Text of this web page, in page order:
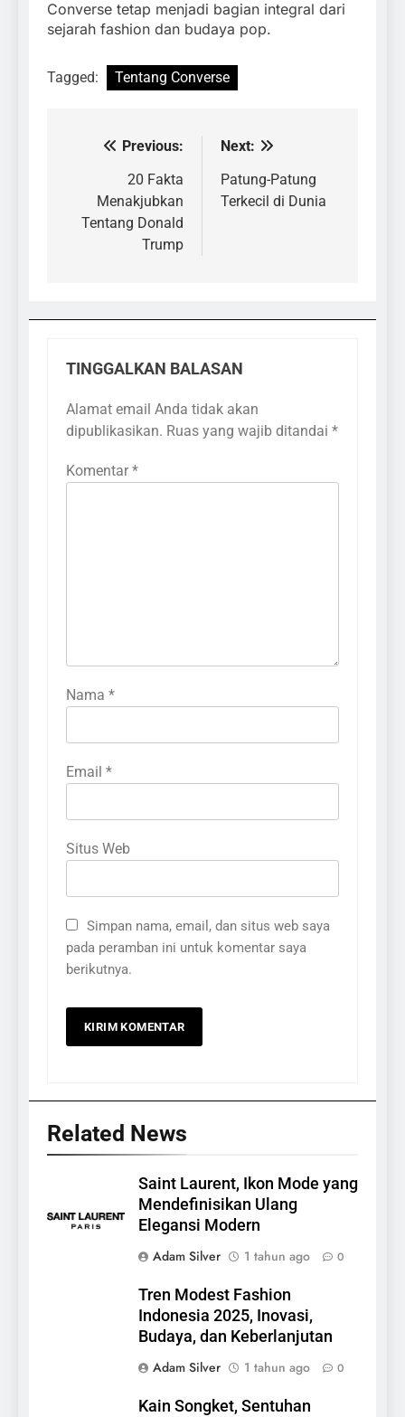
Converse tetap menjadi bagian integral dari
sejarah fashion dan budaya pop.
Tagged: Tentang Converse
NavigasiPrevious:
20 Fakta
Menakjubkan
Tentang Donald
Trump
Next:
Patung-Patung
Terkecil di Dunia
TINGGALKAN BALASAN
Alamat email Anda tidak akan
dipublikasikan. Ruas yang wajib ditandai *
Komentar *
Nama *
Email *
Situs Web
Simpan nama, email, dan situs web saya
pada peramban ini untuk komentar saya
berikutnya.
Related News
Saint Laurent, Ikon Mode yang
Mendefinisikan Ulang
Elegansi Modern
Adam Silver
1 tahun ago 0
Tren Modest Fashion
Indonesia 2025, Inovasi,
Budaya, dan Keberlanjutan
Adam Silver
1 tahun ago 0
Kain Songket, Sentuhan